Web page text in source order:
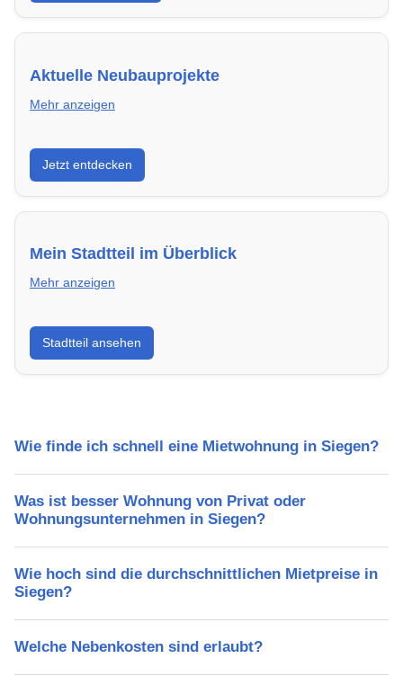
Aktuelle Neubauprojekte
Mehr anzeigen
Entdecke Neubauprojekte in Siegen – modern,
energieeffizient und sofort bezugsfertig.
Jetzt entdecken
Mein Stadtteil im Überblick
Mehr anzeigen
Erfahre mehr über deinen Stadtteil in Siegen:
Lebensqualität, Verkehrsanbindung, Schulen,
Freizeitmöglichkeiten und Mietpreise.
Stadtteil ansehen
Wie finde ich schnell eine Mietwohnung in Siegen?
Was ist besser Wohnung von Privat oder
Wohnungsunternehmen in Siegen?
Wie hoch sind die durchschnittlichen Mietpreise in
Siegen?
Welche Nebenkosten sind erlaubt?